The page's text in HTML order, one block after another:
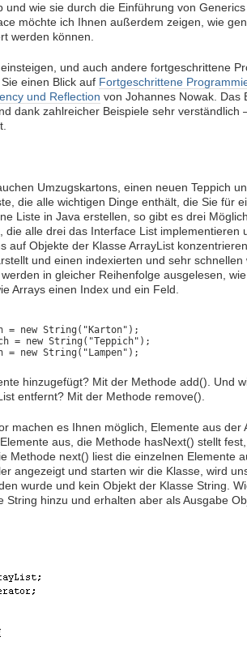
und wie sie durch die Einführung von Generics
möchte ich Ihnen außerdem zeigen, wie
werden können.
und auch andere fortgeschrittene
einen Blick auf Fortgeschrittene
und Reflection von Johannes Nowak. Das
dank zahlreicher Beispiele sehr verständlich
Umzugskartons, einen neuen Teppich
die alle wichtigen Dinge enthält, die Sie für
Liste in Java erstellen, so gibt es drei
die alle drei das Interface List implementieren
auf Objekte der Klasse ArrayList
und einen indexierten und sehr
in gleicher Reihenfolge ausgelesen,
Arrays einen Index und ein Feld.
= new String("Karton");
= new String("Teppich");
= new String("Lampen");
hinzugefügt? Mit der Methode add(). Und
entfernt? Mit der Methode remove().
machen es Ihnen möglich, Elemente aus der
aus, die Methode hasNext() stellt
Methode next() liest die einzelnen Elemente
angezeigt und starten wir die Klasse, wird
wurde und kein Objekt der Klasse String.
String hinzu und erhalten aber als Ausgabe